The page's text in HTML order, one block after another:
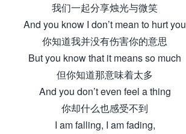
我们一起分享烛光与微笑
And you know I don’t mean to hurt you
你知道我并没有伤害你的意思
But you know that it means so much
但你知道那意味着太多
And you don’t even feel a thing
你却什么也感受不到
I am falling, I am fading,